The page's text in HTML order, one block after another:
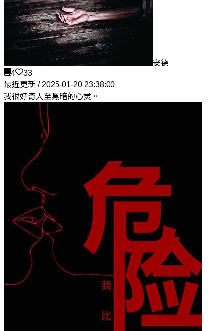
安德
4
33
最近更新 / 2025-01-20 23:38:00
我很好奇人至黑暗的心灵。